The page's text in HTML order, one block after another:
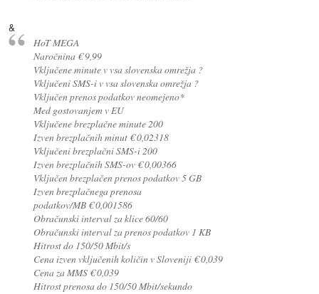
&
HoT MEGA
Naročnina € 9,99
Vključene minute v vsa slovenska omrežja ?
Vključeni SMS-i v vsa slovenska omrežja ?
Vključen prenos podatkov neomejeno*
Med gostovanjem v EU
Vključene brezplačne minute 200
Izven brezplačnih minut € 0,02318
Vključeni brezplačni SMS-i 200
Izven brezplačnih SMS-ov € 0,00366
Vključen brezplačen prenos podatkov 5 GB
Izven brezplačnega prenosa
podatkov/MB € 0,001586
Obračunski interval za klice 60/60
Obračunski interval za prenos podatkov 1 KB
Hitrost do 150/50 Mbit/s
Cena izven vključenih količin v Sloveniji € 0,039
Cena za MMS € 0,039
Hitrost prenosa do 150/50 Mbit/sekundo